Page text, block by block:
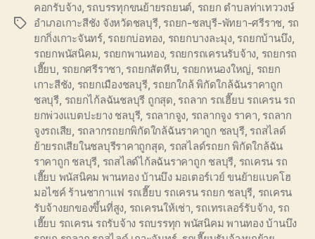
Tags
คอกรับจ้าง, รถบรรทุกขนย้ายรถยนต์, รถยก ตำบลท่าเทววงษ์
อำเภอเกาะสีชัง จังหวัดชลบุรี, รถยก-ชลบุรี-พัทยา-ศรีราช, รถ
ยกกิ่งเกาะจันทร์, รถยกบ่อทอง, รถยกบางละมุง, รถยกบ้านบึง,
รถยกพนัสนิคม, รถยกพานทอง, รถยกรถเครนรับจ้าง, รถยกรถ
เฮี๊ยบ, รถยกศรีราชา, รถยกสัตหีบ, รถยกหนองใหญ่, รถยก
เกาะสีชัง, รถยกเมืองชลบุรี, รถยกใกล้ พิกัดใกล้ฉันราคาถูก
ชลบุรี, รถยกไก้ลฉันชลบุรี ถูกสุด, รถลาก รถเฮี๊ยบ รถเครน รถ
ยกพ่วงแบตปะยาง ชลบุรี, รถลากจูง, รถลากจูง ราคา, รถลาก
จูงรถเสีย, รถลากรถยกพิกัดใกล้ฉันราคาถูก ชลบุรี, รถสไลด์
ย้ายรถเสียในชลบุรีราคาถูกสุด, รถสไลด์รถยก พิกัดใกล้ฉัน
ราคาถูก ชลบุรี, รถสไลด์ไก้ลฉันราคาถูก ชลบุรี, รถเครน รถ
เฮี๊ยบ พนัสนิคม พานทอง บ้านบึง มอเตอร์เวย์ ขนย้ายแบคโฮ
มอไซค์ ร้านชากาแฟ รถเฮี๊ยบ รถเครน รถยก ชลบุรี, รถเครน
รับจ้างยกของขึ้นที่สูง, รถเครนให้เช่า, รถเทรเลอร์รับจ้าง, รถ
เฮี๊ยบ รถเครน รถรับจ้าง รถบรรทุก พนัสนิคม พานทอง บ้านบึง